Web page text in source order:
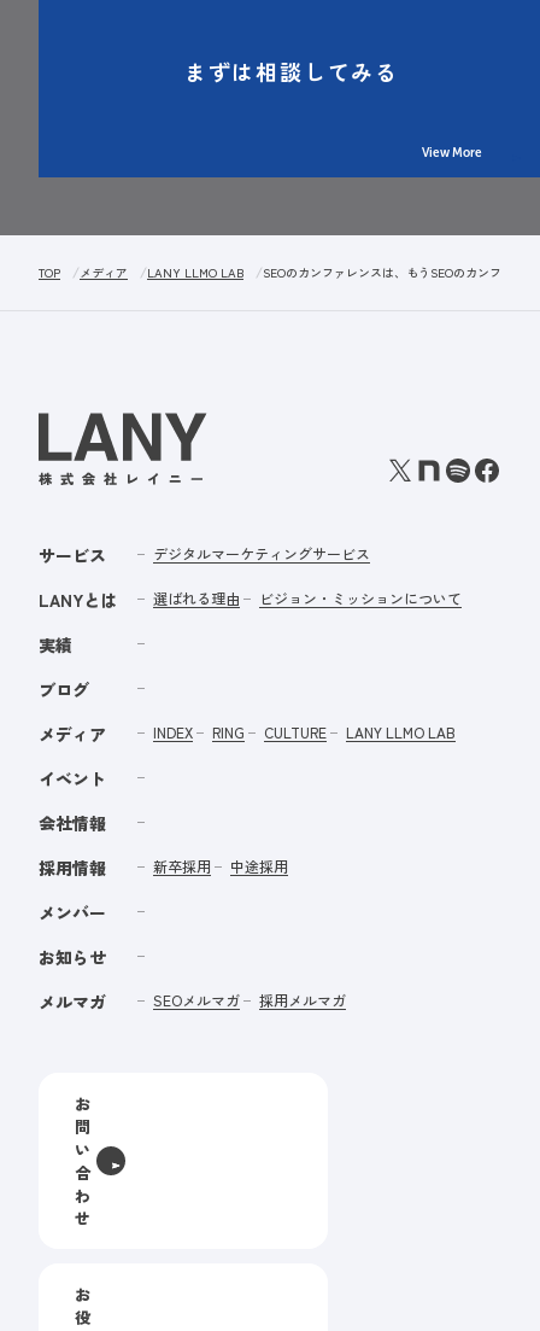
まずは相談してみる
View More
TOP メディア LANY LLMO LAB SEOのカンファレンスは、もうSEOのカンファレ
サービス デジタルマーケティングサービス
LANYとは 選ばれる理由 ビジョン・ミッションについて
実績
ブログ
メディア
INDEX RING CULTURE LANY LLMO LAB
イベント
会社情報
採用情報
新卒採用 中途採用
メンバー
お知らせ
メルマガ
SEOメルマガ 採用メルマガ
お
問
い
合
わ
せ
お
役